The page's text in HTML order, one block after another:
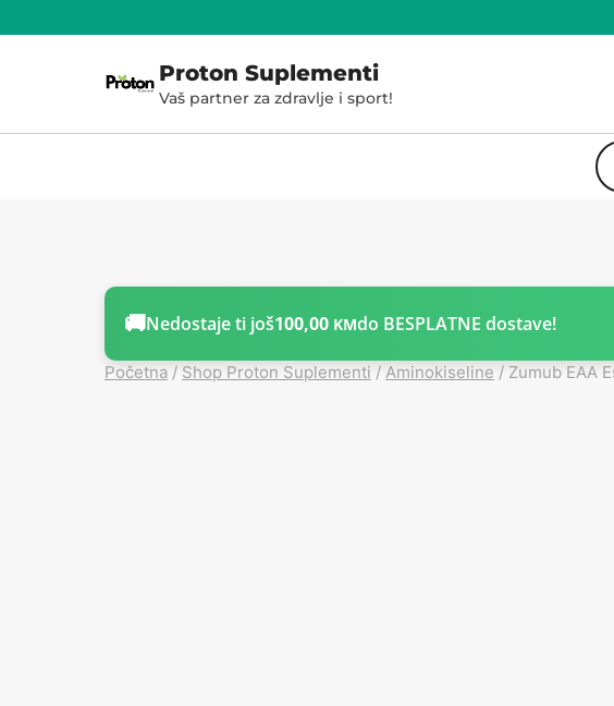
Proton Suplementi
Vaš partner za zdravlje i sport!
🚚Nedostaje ti još100,00 KMdo BESPLATNE dostave!
Početna / Shop Proton Suplementi / Aminokiseline / Zumub EAA